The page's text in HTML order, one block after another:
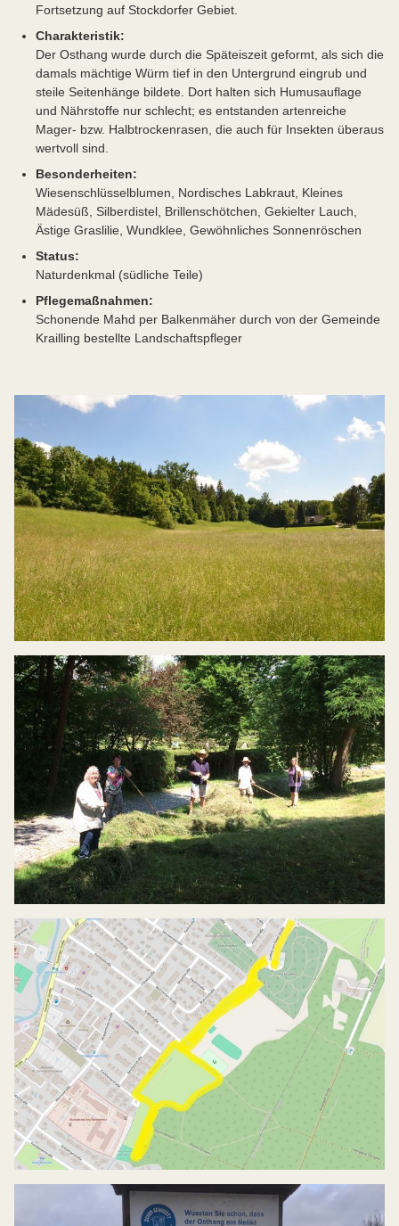
Fortsetzung auf Stockdorfer Gebiet.
Charakteristik:
Der Osthang wurde durch die Späteiszeit geformt, als sich die
damals mächtige Würm tief in den Untergrund eingrub und
steile Seitenhänge bildete. Dort halten sich Humusauflage
und Nährstoffe nur schlecht; es entstanden artenreiche
Mager- bzw. Halbtrockenrasen, die auch für Insekten überaus
wertvoll sind.
Besonderheiten:
Wiesenschlüsselblumen, Nordisches Labkraut, Kleines
Mädesüß, Silberdistel, Brillenschötchen, Gekielter Lauch,
Ästige Graslilie, Wundklee, Gewöhnliches Sonnenröschen
Status:
Naturdenkmal (südliche Teile)
Pflegemaßnahmen:
Schonende Mahd per Balkenmäher durch von der Gemeinde
Krailling bestellte Landschaftspfleger